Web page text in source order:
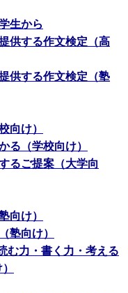
生から
供する作文検定（高
供する作文検定（塾
向け）
る（学校向け）
るご提案（大学向
向け）
塾向け）
む力・書く力・考える